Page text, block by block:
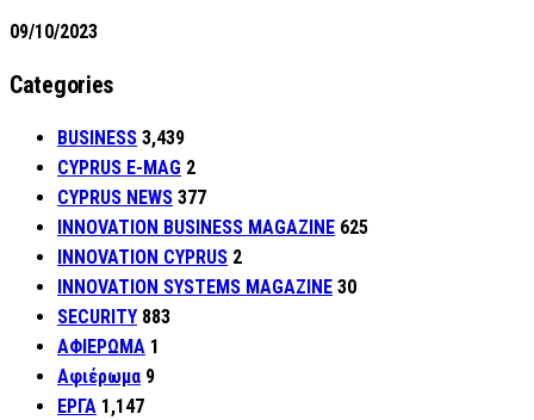
09/10/2023
Categories
BUSINESS 3,439
CYPRUS E-MAG 2
CYPRUS NEWS 377
INNOVATION BUSINESS MAGAZINE 625
INNOVATION CYPRUS 2
INNOVATION SYSTEMS MAGAZINE 30
SECURITY 883
ΑΦΙΕΡΩΜΑ 1
Αφιέρωμα 9
ΕΡΓΑ 1,147